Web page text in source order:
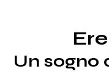
RADIO
Un sogno